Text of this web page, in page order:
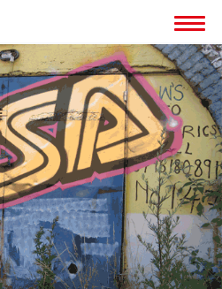
INICIO
ERREDOBLE
SERVICIOS
CORPORATIVA
PÁGINAS WEB
ROTULACIÓN
PUBLICIDAD
PROYECTOS